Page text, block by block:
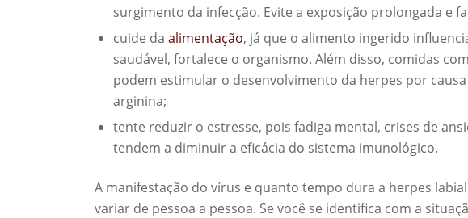
surgimento da infecção. Evite a exposição prolongada e
cuide daalimentação, já que o alimento ingerido
saudável, fortalece o organismo. Além disso, comidas
podem estimular o desenvolvimento da herpes por
arginina;
tente reduzir o estresse, pois fadiga mental, crises de
tendem a diminuir a eficácia do sistema imunológico.
A manifestação do vírus e quanto tempo dura a herpes
variar de pessoa a pessoa. Se você se identifica com a